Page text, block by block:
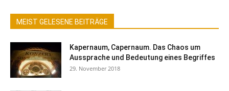
MEIST GELESENE BEITRÄGE
Kapernaum, Capernaum. Das Chaos um
Aussprache und Bedeutung eines Begriffes
29. November 2018